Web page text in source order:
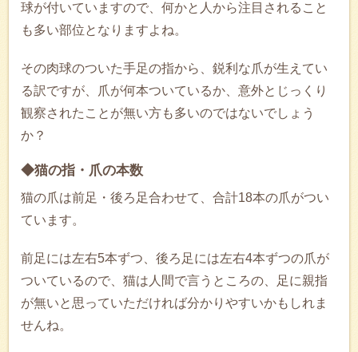
球が付いていますので、何かと人から注目されること
も多い部位となりますよね。
その肉球のついた手足の指から、鋭利な爪が生えてい
る訳ですが、爪が何本ついているか、意外とじっくり
観察されたことが無い方も多いのではないでしょう
か？
◆猫の指・爪の本数
猫の爪は前足・後ろ足合わせて、合計18本の爪がつい
ています。
前足には左右5本ずつ、後ろ足には左右4本ずつの爪が
ついているので、猫は人間で言うところの、足に親指
が無いと思っていただければ分かりやすいかもしれま
せんね。